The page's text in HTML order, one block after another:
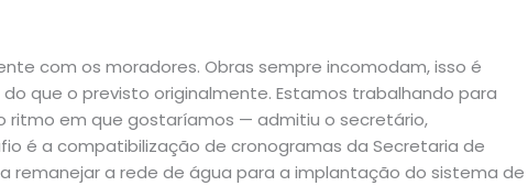
com os moradores. Obras sempre incomodam, isso é
que o previsto originalmente. Estamos trabalhando para
ritmo em que gostaríamos — admitiu o secretário,
é a compatibilização de cronogramas da Secretaria de
remanejar a rede de água para a implantação do sistema de